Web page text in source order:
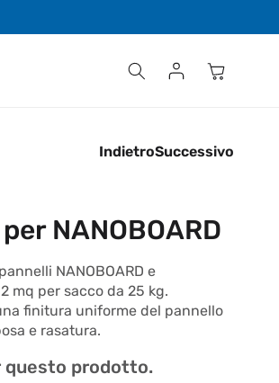
Accedi Carrello
IndietroSuccessivo
NANOBOARD
NANOBOARD e
2 mq per sacco da 25 kg.
finitura uniforme del pannello
e rasatura.
questo prodotto.